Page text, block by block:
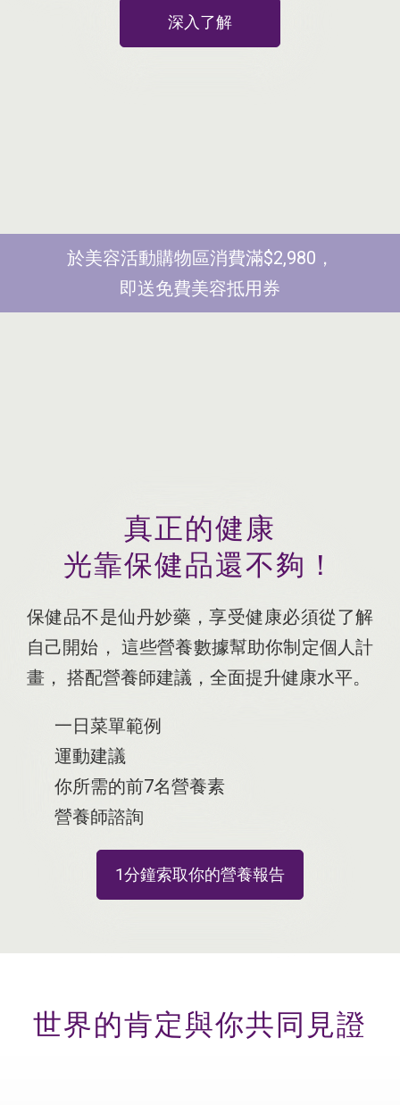
深入了解
於美容活動購物區消費滿$2,980，
即送免費美容抵用券
真正的健康
光靠保健品還不夠！
保健品不是仙丹妙藥，享受健康必須從了解
自己開始 ， 這些營養數據幫助你制定個人計
畫 ， 搭配營養師建議，全面提升健康水平。
一日菜單範例
運動建議
你所需的前7名營養素
營養師諮詢
1分鐘索取你的營養報告
世界的肯定與你共同見證